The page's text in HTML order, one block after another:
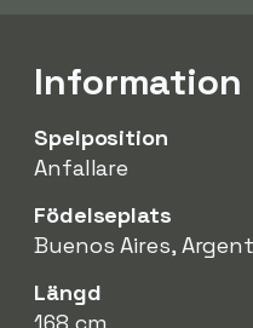
Information
Spelposition
Anfallare
Födelseplats
Buenos Aires,
Längd